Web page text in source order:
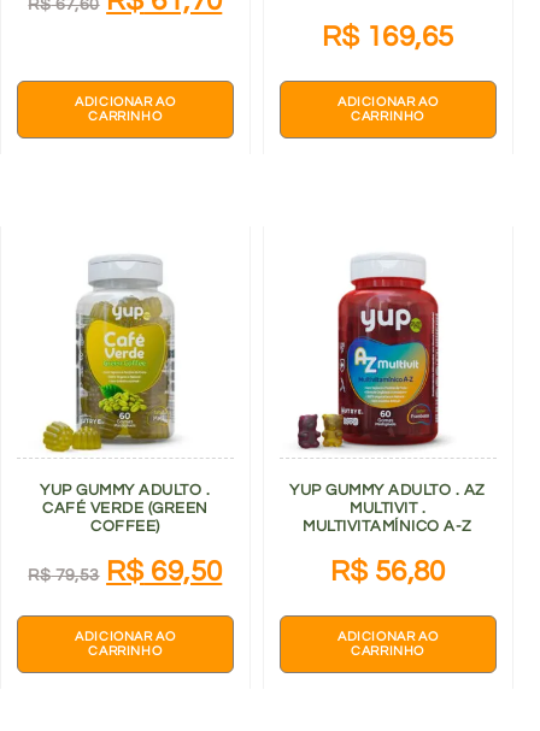
R$67,60
ADICIONAR AO
CARRINHO
R$169,65
ADICIONAR AO
CARRINHO
YUP GUMMY ADULTO .
CAFÉ VERDE (GREEN
COFFEE)
R$79,53 R$69,50
ADICIONAR AO
CARRINHO
YUP GUMMY ADULTO . AZ
MULTIVIT .
MULTIVITAMÍNICO A-Z
R$56,80
ADICIONAR AO
CARRINHO